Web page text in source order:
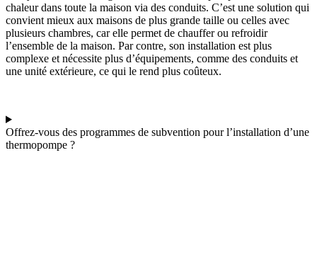
chaleur dans toute la maison via des conduits. C’est une solution qui
convient mieux aux maisons de plus grande taille ou celles avec
plusieurs chambres, car elle permet de chauffer ou refroidir
l’ensemble de la maison. Par contre, son installation est plus
complexe et nécessite plus d’équipements, comme des conduits et
une unité extérieure, ce qui le rend plus coûteux.
Offrez-vous des programmes de subvention pour l’installation d’une
thermopompe ?